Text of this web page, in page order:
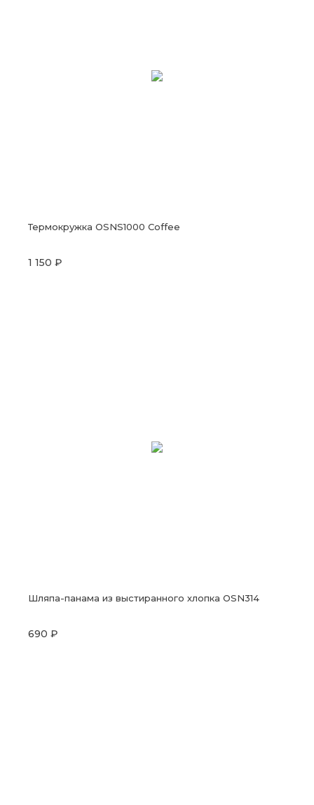
Термокружка OSNS1000 Coffee
1 150 ₽
Шляпа-панама из выстиранного хлопка OSN314
690 ₽